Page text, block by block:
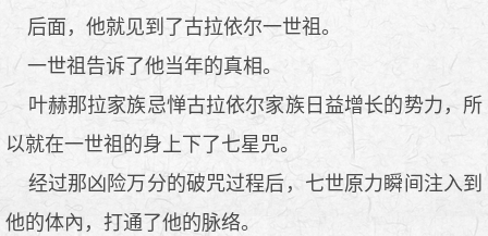
后面，他就见到了古拉依尔一世祖。
一世祖告诉了他当年的真相。
叶赫那拉家族忌惮古拉依尔家族日益增长的势力，所
以就在一世祖的身上下了七星咒。
经过那凶险万分的破咒过程后，七世原力瞬间注入到
他的体內，打通了他的脉络。